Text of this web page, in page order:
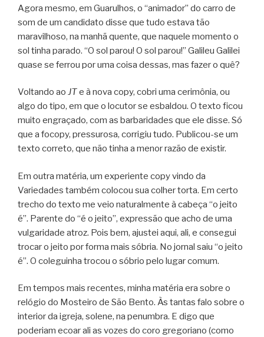
Agora mesmo, em Guarulhos, o “animador” do carro de
som de um candidato disse que tudo estava tão
maravilhoso, na manhã quente, que naquele momento o
sol tinha parado. “O sol parou! O sol parou!” Galileu Galilei
quase se ferrou por uma coisa dessas, mas fazer o quê?
Voltando ao JTe à nova copy, cobri uma cerimônia, ou
algo do tipo, em que o locutor se esbaldou. O texto ficou
muito engraçado, com as barbaridades que ele disse. Só
que a focopy, pressurosa, corrigiu tudo. Publicou-se um
texto correto, que não tinha a menor razão de existir.
Em outra matéria, um experiente copy vindo da
Variedades também colocou sua colher torta. Em certo
trecho do texto me veio naturalmente à cabeça “o jeito
é”. Parente do “é o jeito”, expressão que acho de uma
vulgaridade atroz. Pois bem, ajustei aqui, ali, e consegui
trocar o jeito por forma mais sóbria. No jornal saiu “o jeito
é”. O coleguinha trocou o sóbrio pelo lugar comum.
Em tempos mais recentes, minha matéria era sobre o
relógio do Mosteiro de São Bento. Às tantas falo sobre o
interior da igreja, solene, na penumbra. E digo que
poderiam ecoar ali as vozes do coro gregoriano (como